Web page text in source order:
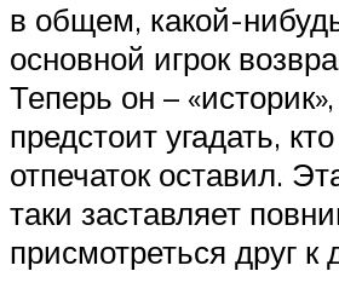
в общем, какой-
основной игрок
Теперь он –
предстоит угадать,
отпечаток оставил.
таки заставляет
присмотреться друг к